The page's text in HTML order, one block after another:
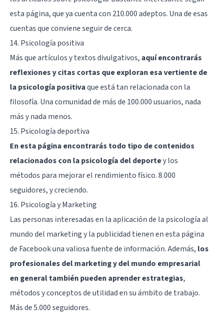
esta página, que ya cuenta con 210.000 adeptos. Una de esas
cuentas que conviene seguir de cerca.
14. Psicología positiva
Más que artículos y textos divulgativos, aquí encontrarás
reflexiones y citas cortas que exploran esa vertiente de
la psicología positivaque está tan relacionada con la
filosofía. Una comunidad de más de 100.000 usuarios, nada
más y nada menos.
15. Psicología deportiva
En esta página encontrarás todo tipo de contenidos
relacionados con la psicología del deportey los
métodos para mejorar el rendimiento físico. 8.000
seguidores, y creciendo.
16. Psicología y Marketing
Las personas interesadas en la aplicación de la psicología al
mundo del marketing y la publicidad tienen en esta página
de Facebook una valiosa fuente de información. Además, los
profesionales del marketing y del mundo empresarial
en general también pueden aprender estrategias,
métodos y conceptos de utilidad en su ámbito de trabajo.
Más de 5.000 seguidores.